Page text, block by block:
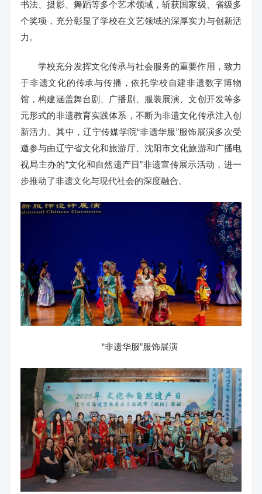
书法、摄影、舞蹈等多个艺术领域，斩获国家级、省级多
个奖项，充分彰显了学校在文艺领域的深厚实力与创新活
力。
学校充分发挥文化传承与社会服务的重要作用，致力
于非遗文化的传承与传播，依托学校自建非遗数字博物
馆，构建涵盖舞台剧、广播剧、服装展演、文创开发等多
元形式的非遗教育实践体系，不断为非遗文化传承注入创
新活力。其中，辽宁传媒学院“非遗华服”服饰展演多次受
邀参与由辽宁省文化和旅游厅、沈阳市文化旅游和广播电
视局主办的“文化和自然遗产日”非遗宣传展示活动，进一
步推动了非遗文化与现代社会的深度融合。
“非遗华服”服饰展演